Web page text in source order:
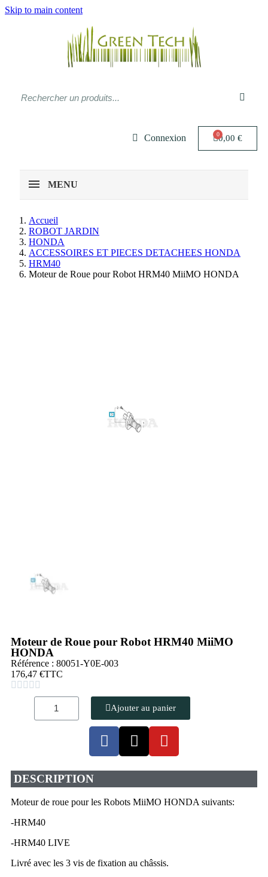
Skip to main content
Connexion 0,00 €
MENU
Accueil
ROBOT JARDIN
HONDA
ACCESSOIRES ET PIECES DETACHEES HONDA
HRM40
Moteur de Roue pour Robot HRM40 MiiMO HONDA
Moteur de Roue pour Robot HRM40 MiiMO
HONDA
Référence : 80051-Y0E-003
176,47 €TTC
    
Ajouter au panier
DESCRIPTION
Moteur de roue pour les Robots MiiMO HONDA suivants:
-HRM40
-HRM40 LIVE
Livré avec les 3 vis de fixation au châssis.